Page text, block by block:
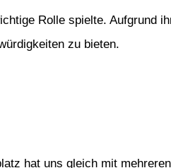
Rolle spielte. Aufgrund
zu bieten.
hat uns gleich mit mehreren